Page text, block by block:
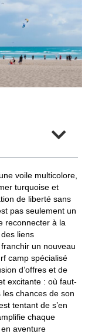
voile multicolore,
turquoise et
de liberté sans
pas seulement un
reconnecter à la
liens
un nouveau
camp spécialisé
d’offres et de
excitante : où faut-
chances de son
tentant de s’en
chaque
aventure